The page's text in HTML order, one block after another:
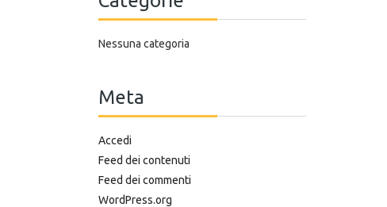
Nessuna categoria
Meta
Accedi
Feed dei contenuti
Feed dei commenti
WordPress.org